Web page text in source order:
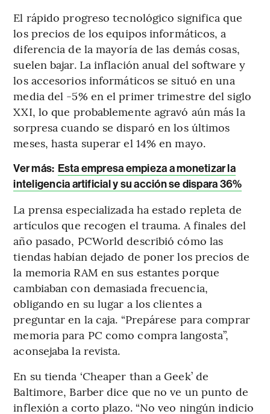
El rápido progreso tecnológico significa que
los precios de los equipos informáticos, a
diferencia de la mayoría de las demás cosas,
suelen bajar. La inflación anual del software y
los accesorios informáticos se situó en una
media del -5% en el primer trimestre del siglo
XXI, lo que probablemente agravó aún más la
sorpresa cuando se disparó en los últimos
meses, hasta superar el 14% en mayo.
Ver más: Esta empresa empieza a monetizar la
inteligencia artificial y su acción se dispara 36%
La prensa especializada ha estado repleta de
artículos que recogen el trauma. A finales del
año pasado, PCWorld describió cómo las
tiendas habían dejado de poner los precios de
la memoria RAM en sus estantes porque
cambiaban con demasiada frecuencia,
obligando en su lugar a los clientes a
preguntar en la caja. “Prepárese para comprar
memoria para PC como compra langosta”,
aconsejaba la revista.
En su tienda ‘Cheaper than a Geek’ de
Baltimore, Barber dice que no ve un punto de
inflexión a corto plazo. “No veo ningún indicio